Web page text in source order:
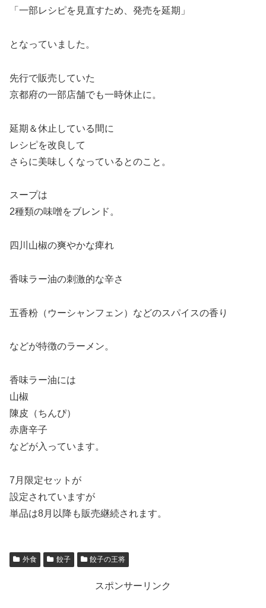
「一部レシピを見直すため、発売を延期」
となっていました。
先行で販売していた
京都府の一部店舗でも一時休止に。
延期＆休止している間に
レシピを改良して
さらに美味しくなっているとのこと。
スープは
2種類の味噌をブレンド。
四川山椒の爽やかな痺れ
香味ラー油の刺激的な辛さ
五香粉（ウーシャンフェン）などのスパイスの香り
などが特徴のラーメン。
香味ラー油には
山椒
陳皮（ちんぴ）
赤唐辛子
などが入っています。
7月限定セットが
設定されていますが
単品は8月以降も販売継続されます。
外食 餃子 餃子の王将
スポンサーリンク